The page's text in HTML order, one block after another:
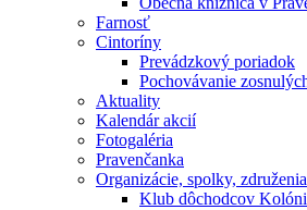
Farnosť
Cintoríny
Prevádzkový poriadok
Pochovávanie
Aktuality
Kalendár akcií
Fotogaléria
Pravenčanka
Organizácie, spolky, združenia
Klub dôchodcov